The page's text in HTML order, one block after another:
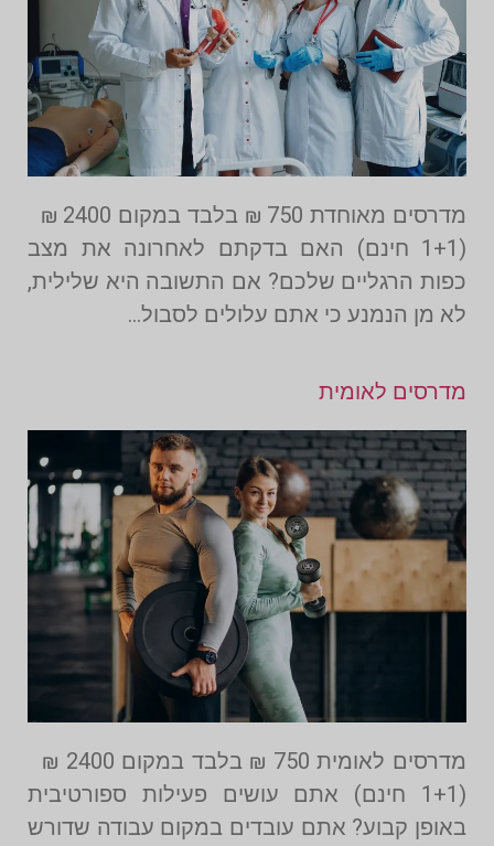
מדרסים מאוחדת 750 ₪ בלבד במקום 2400 ₪
(1+1 חינם) האם בדקתם לאחרונה את מצב
כפות הרגליים שלכם? אם התשובה היא שלילית,
לא מן הנמנע כי אתם עלולים לסבול…
מדרסים לאומית
מדרסים לאומית 750 ₪ בלבד במקום 2400 ₪
(1+1 חינם) אתם עושים פעילות ספורטיבית
באופן קבוע? אתם עובדים במקום עבודה שדורש